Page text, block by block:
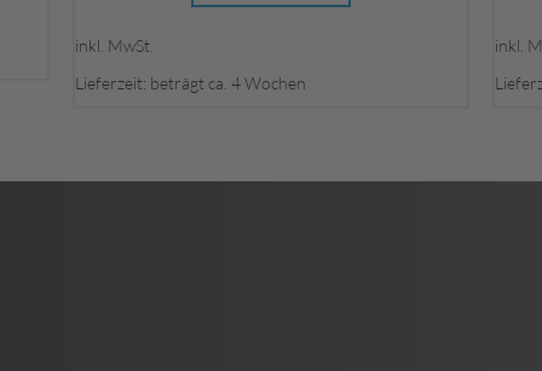
weist
Die
inkl. MwSt.
Lieferzeit: beträgt ca. 4 Wochen
inkl.